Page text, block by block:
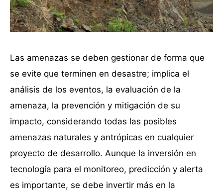
Las amenazas se deben gestionar de forma que
se evite que terminen en desastre; implica el
análisis de los eventos, la evaluación de la
amenaza, la prevención y mitigación de su
impacto, considerando todas las posibles
amenazas naturales y antrópicas en cualquier
proyecto de desarrollo. Aunque la inversión en
tecnología para el monitoreo, predicción y alerta
es importante, se debe invertir más en la